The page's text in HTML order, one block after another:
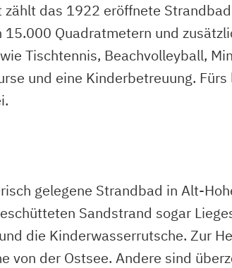
das 1922 eröffnete
Quadratmetern und
Tischtennis, Beachvolleyball,
und eine Kinderbetreuung.
gelegene Strandbad in Alt-
Sandstrand sogar
die Kinderwasserrutsche. Zur
von der Ostsee. Andere sind